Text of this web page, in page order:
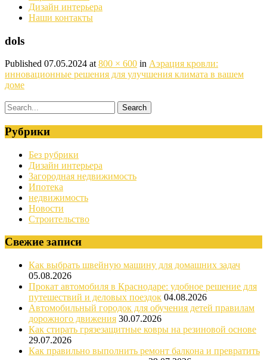
Дизайн интерьера
Наши контакты
dols
Published 07.05.2024 at 800 × 600 in Аэрация кровли:
инновационные решения для улучшения климата в вашем
доме
Рубрики
Без рубрики
Дизайн интерьера
Загородная недвижимость
Ипотека
недвижимость
Новости
Строительство
Свежие записи
Как выбрать швейную машину для домашних задач
05.08.2026
Прокат автомобиля в Краснодаре: удобное решение для
путешествий и деловых поездок 04.08.2026
Автомобильный городок для обучения детей правилам
дорожного движения 30.07.2026
Как стирать грязезащитные ковры на резиновой основе
29.07.2026
Как правильно выполнить ремонт балкона и превратить